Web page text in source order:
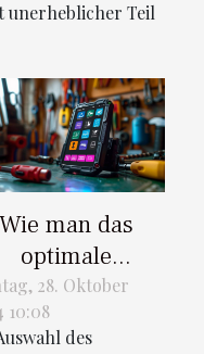
unerheblicher Teil
Wie man das
optimale
verschiedene
28. Oktober
10:08
des